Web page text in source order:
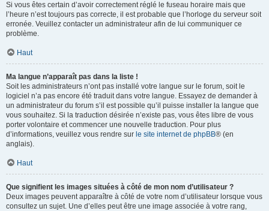
Si vous êtes certain d’avoir correctement réglé le fuseau horaire mais que
l’heure n’est toujours pas correcte, il est probable que l’horloge du serveur soit
erronée. Veuillez contacter un administrateur afin de lui communiquer ce
problème.
Haut
Ma langue n’apparaît pas dans la liste !
Soit les administrateurs n’ont pas installé votre langue sur le forum, soit le
logiciel n’a pas encore été traduit dans votre langue. Essayez de demander à
un administrateur du forum s’il est possible qu’il puisse installer la langue que
vous souhaitez. Si la traduction désirée n’existe pas, vous êtes libre de vous
porter volontaire et commencer une nouvelle traduction. Pour plus
d’informations, veuillez vous rendre sur le site internet de phpBB® (en
anglais).
Haut
Que signifient les images situées à côté de mon nom d’utilisateur ?
Deux images peuvent apparaître à côté de votre nom d’utilisateur lorsque vous
consultez un sujet. Une d’elles peut être une image associée à votre rang,